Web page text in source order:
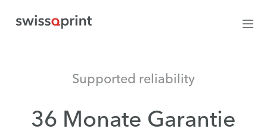
Supported reliability
36 Monate Garantie